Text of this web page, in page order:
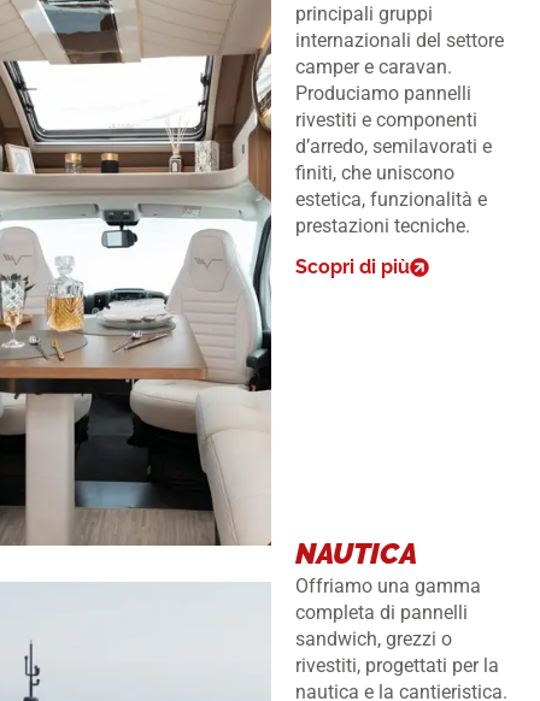
principali gruppi
internazionali del settore
camper e caravan.
Produciamo pannelli
rivestiti e componenti
d’arredo, semilavorati e
finiti, che uniscono
estetica, funzionalità e
prestazioni tecniche.
Scopri di più
NAUTICA
Offriamo una gamma
completa di pannelli
sandwich, grezzi o
rivestiti, progettati per la
nautica e la cantieristica.